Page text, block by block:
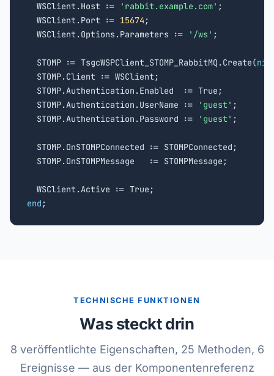
  WSClient.Host :=
'rabbit.example.com' ;
  WSClient.Port :=
15674 ;
  WSClient.Options.Parameters :=
'/ws' ;
  STOMP := TsgcWSPClient_STOMP_RabbitMQ.Create(
nil
  STOMP.Client := WSClient;
  STOMP.Authentication.Enabled  := True;
  STOMP.Authentication.UserName :=
'guest' ;
  STOMP.Authentication.Password :=
'guest' ;
  STOMP.OnSTOMPConnected := STOMPConnected;
  STOMP.OnSTOMPMessage   := STOMPMessage;
end ;
TECHNISCHE FUNKTIONEN
Was steckt drin
8 veröffentlichte Eigenschaften, 25 Methoden, 6
Ereignisse — aus der Komponentenreferenz